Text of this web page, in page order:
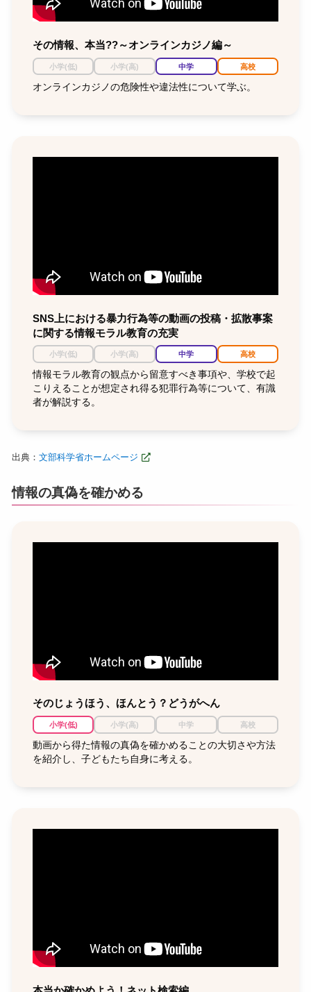
その情報、本当??～オンラインカジノ編～
小学(低) 小学(高) 中学 高校
オンラインカジノの危険性や違法性について学ぶ。
SNS上における暴力行為等の動画の投稿・拡散事案
に関する情報モラル教育の充実
小学(低) 小学(高) 中学 高校
情報モラル教育の観点から留意すべき事項や、学校で起
こりえることが想定され得る犯罪行為等について、有識
者が解説する。
出典： 文部科学省ホームページ
情報の真偽を確かめる
そのじょうほう、ほんとう？どうがへん
小学(低) 小学(高) 中学 高校
動画から得た情報の真偽を確かめることの大切さや方法
を紹介し、子どもたち自身に考える。